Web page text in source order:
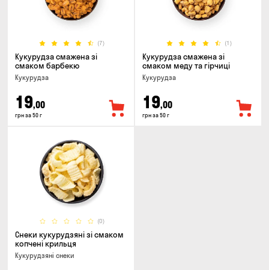
(7)
Кукурудза смажена зі
смаком барбекю
Кукурудза
19,00
грн за 50 г
(1)
Кукурудза смажена зі
смаком меду та гiрчиці
Кукурудза
19,00
грн за 50 г
(0)
Снеки кукурудзяні зі смаком
копчені крильця
Кукурудзяні снеки